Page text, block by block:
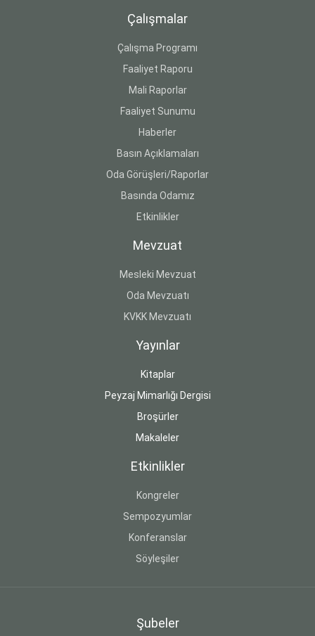
Çalışmalar
Çalışma Programı
Faaliyet Raporu
Mali Raporlar
Faaliyet Sunumu
Haberler
Basın Açıklamaları
Oda Görüşleri/Raporlar
Basında Odamız
Etkinlikler
Mevzuat
Mesleki Mevzuat
Oda Mevzuatı
KVKK Mevzuatı
Yayınlar
Kitaplar
Peyzaj Mimarlığı Dergisi
Broşürler
Makaleler
Etkinlikler
Kongreler
Sempozyumlar
Konferanslar
Söyleşiler
Şubeler